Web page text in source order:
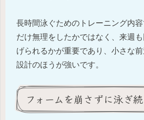
長時間泳ぐためのトレーニング内
だけ無理をしたかではなく、来週
げられるかが重要であり、小さな
設計のほうが強いです。
フォームを崩さずに泳ぎ